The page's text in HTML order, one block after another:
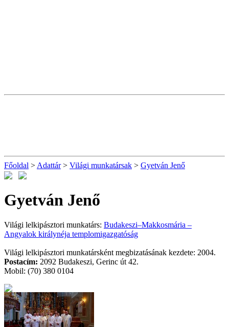
Főoldal > Adattár> Világi munkatársak > Gyetván Jenő
Gyetván Jenő
Világi lelkipásztori munkatárs: Budakeszi–Makkosmária –
Angyalok királynéja templomigazgatóság
Világi lelkipásztori munkatársként megbizatásának kezdete: 2004.
Postacím: 2092 Budakeszi, Gerinc út 42.
Mobil: (70) 380 0104